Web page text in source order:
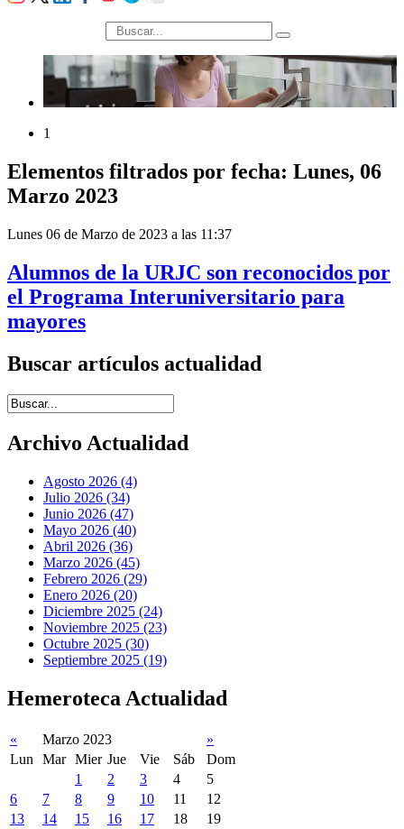
búsqueda
1
Elementos filtrados por fecha: Lunes, 06
Marzo 2023
Lunes 06 de Marzo de 2023 a las 11:37
Alumnos de la URJC son reconocidos por
el Programa Interuniversitario para
mayores
Buscar artículos actualidad
Introduce términos de búsqueda
Archivo Actualidad
Agosto 2026 (4)
Julio 2026 (34)
Junio 2026 (47)
Mayo 2026 (40)
Abril 2026 (36)
Marzo 2026 (45)
Febrero 2026 (29)
Enero 2026 (20)
Diciembre 2025 (24)
Noviembre 2025 (23)
Octubre 2025 (30)
Septiembre 2025 (19)
Hemeroteca Actualidad
« Marzo 2023
»
Lun
Mar Mier Jue Vie Sáb
Dom
1
2 3 4
5
6
7 8 9 10 11
12
13
14 15 16 17 18
19